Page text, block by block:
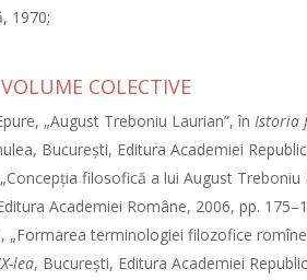
1970;
COLECTIVE
„August Treboniu Laurian”, înIstoria
Bucureşti, Editura Academiei
filosofică a lui August Treboniu
Academiei Române, 2006, pp.
„Formarea terminologiei filozofice
lea, Bucureşti, Editura Academiei